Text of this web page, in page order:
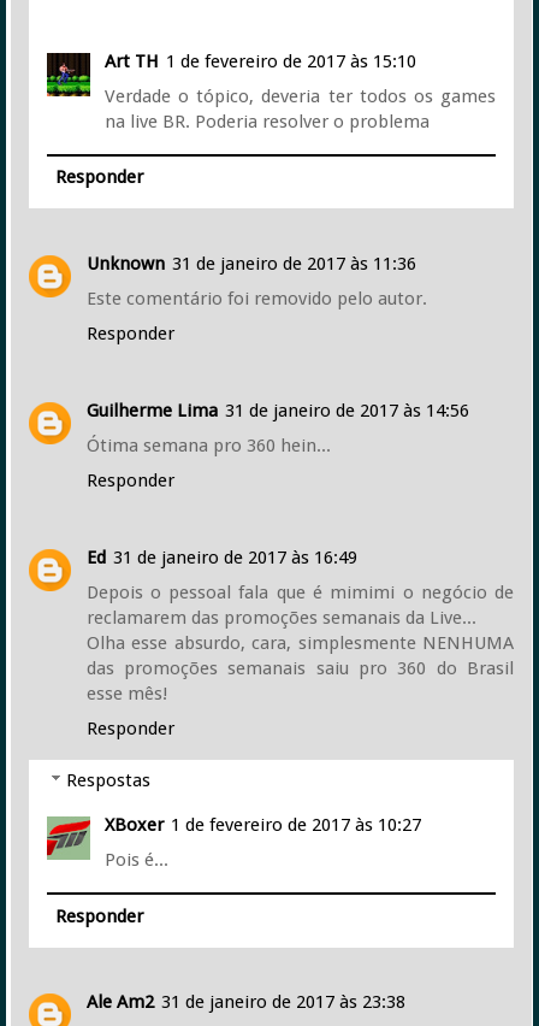
Art TH 1 de fevereiro de 2017 às 15:10
Verdade o tópico, deveria ter todos os games
na live BR. Poderia resolver o problema
Responder
Unknown 31 de janeiro de 2017 às 11:36
Este comentário foi removido pelo autor.
Responder
Guilherme Lima 31 de janeiro de 2017 às 14:56
Ótima semana pro 360 hein...
Responder
Ed 31 de janeiro de 2017 às 16:49
Depois o pessoal fala que é mimimi o negócio de
reclamarem das promoções semanais da Live...
Olha esse absurdo, cara, simplesmente NENHUMA
das promoções semanais saiu pro 360 do Brasil
esse mês!
Responder
Respostas
XBoxer 1 de fevereiro de 2017 às 10:27
Pois é...
Responder
Ale Am2 31 de janeiro de 2017 às 23:38